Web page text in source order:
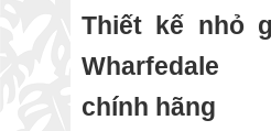
Thiết kế nhỏ
Wharfedale
chính hãng